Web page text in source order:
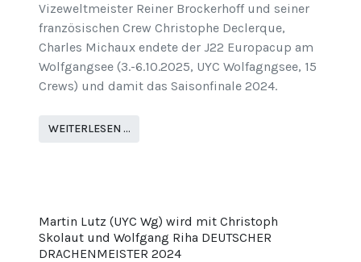
Vizeweltmeister Reiner Brockerhoff und seiner
französischen Crew Christophe Declerque,
Charles Michaux endete der J22 Europacup am
Wolfgangsee (3.-6.10.2025, UYC Wolfagngsee, 15
Crews) und damit das Saisonfinale 2024.
WEITERLESEN …
Martin Lutz (UYC Wg) wird mit Christoph
Skolaut und Wolfgang Riha DEUTSCHER
DRACHENMEISTER 2024